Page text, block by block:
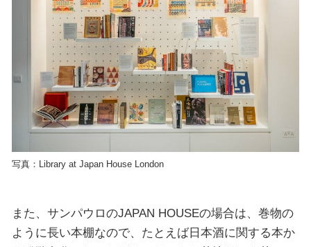
写真：Library at Japan House London
また、サンパウロのJAPAN HOUSEの場合は、巻物の
ように長い本棚なので、たとえば日本酒に関する本か